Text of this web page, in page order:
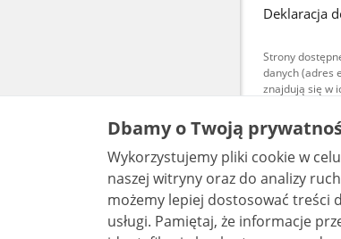
Deklaracja
Strony
danych (adres
znajdują się w
Dbamy o Twoją
Wykorzystujemy pliki cookie w
naszej witryny oraz do analizy ruchu i
możemy lepiej dostosować treści
usługi. Pamiętaj, że informacje przechowywane w plikach cookie mogą pozwalać na